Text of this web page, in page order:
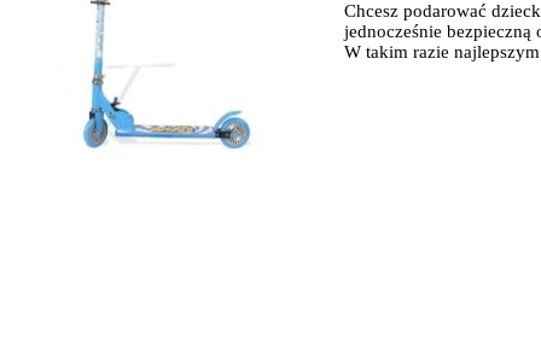
Chcesz podarować
jednocześnie
W takim razie